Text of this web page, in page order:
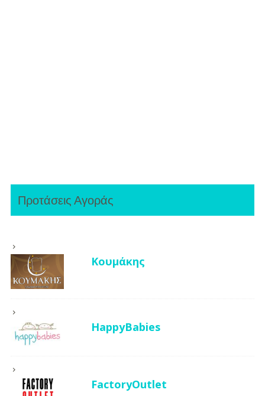
Προτάσεις Αγοράς
Κουμάκης
HappyBabies
FactoryOutlet